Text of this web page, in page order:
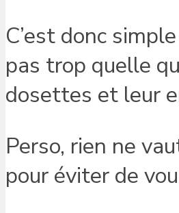
C’est donc
pas trop quelle
dosettes et leur
Perso, rien ne
pour éviter de